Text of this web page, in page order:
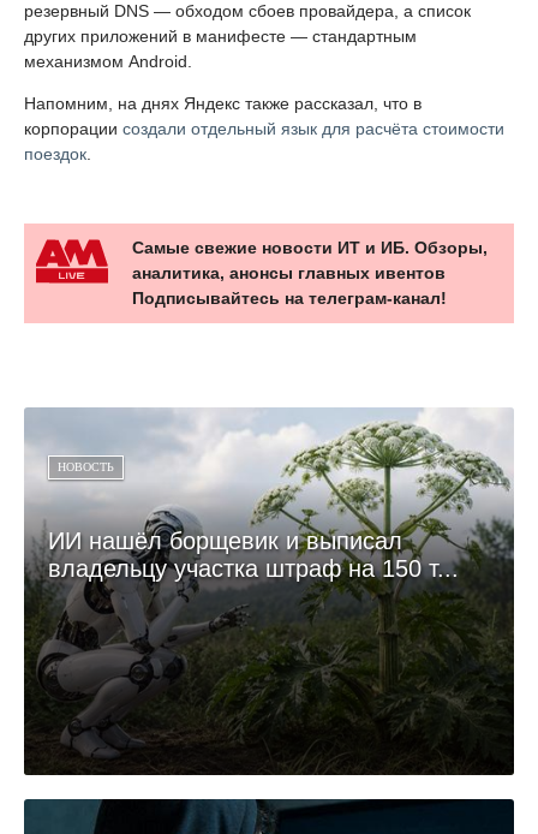
резервный DNS — обходом сбоев провайдера, а список
других приложений в манифесте — стандартным
механизмом Android.
Напомним, на днях Яндекс также рассказал, что в
корпорации создали отдельный язык для расчёта стоимости
поездок
Самые свежие новости ИТ и ИБ. Обзоры,
аналитика, анонсы главных ивентов
Подписывайтесь на телеграм-канал!
НОВОСТЬ
ИИ нашёл борщевик и выписал
владельцу участка штраф на 150 т...